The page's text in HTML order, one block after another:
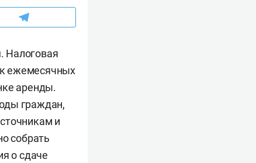
Налоговая
ежемесячных
аренды.
граждан,
и
собрать
о сдаче